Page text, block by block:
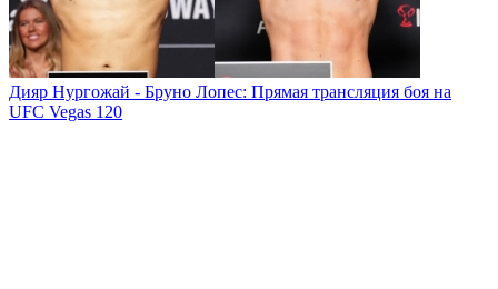
Дияр Нургожай - Бруно Лопес: Прямая трансляция боя на
UFC Vegas 120